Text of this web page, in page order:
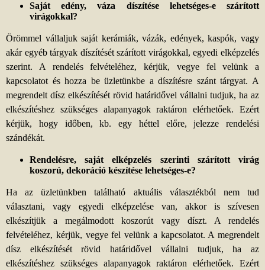
Saját edény, váza díszítése lehetséges-e szárított
virágokkal?
Örömmel vállaljuk saját kerámiák, vázák, edények, kaspók, vagy
akár egyéb tárgyak díszítését szárított virágokkal, egyedi elképzelés
szerint. A rendelés felvételéhez, kérjük, vegye fel velünk a
kapcsolatot és hozza be üzletünkbe a díszítésre szánt tárgyat. A
megrendelt dísz elkészítését rövid határidővel vállalni tudjuk, ha az
elkészítéshez szükséges alapanyagok raktáron elérhetőek. Ezért
kérjük, hogy időben, kb. egy héttel előre, jelezze rendelési
szándékát.
Rendelésre, saját elképzelés szerinti szárított virág
koszorú, dekoráció készítése lehetséges-e?
Ha az üzletünkben található aktuális választékból nem tud
választani, vagy egyedi elképzelése van, akkor is szívesen
elkészítjük a megálmodott koszorút vagy díszt. A rendelés
felvételéhez, kérjük, vegye fel velünk a kapcsolatot. A megrendelt
dísz elkészítését rövid határidővel vállalni tudjuk, ha az
elkészítéshez szükséges alapanyagok raktáron elérhetőek. Ezért